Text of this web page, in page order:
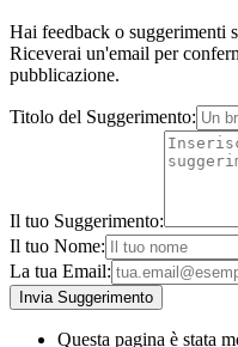
Hai feedback o suggerimenti
Riceverai un'email per
pubblicazione.
Titolo del Suggerimento:
Il tuo Suggerimento:
Il tuo Nome:
La tua Email:
Questa pagina è stata